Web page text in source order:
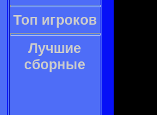
Топ игроков
Лучшие
сборные